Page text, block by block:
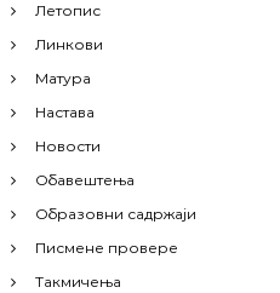
Летопис
Линкови
Матура
Настава
Новости
Обавештења
Образовни садржаји
Писмене провере
Такмичења